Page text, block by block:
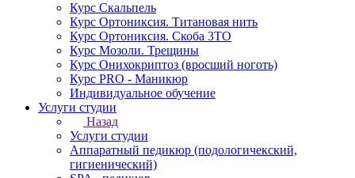
Курс Скальпель
Курс Ортониксия. Титановая нить
Курс Ортониксия. Скоба 3ТО
Курс Мозоли. Трещины
Курс Онихокриптоз (вросший ноготь)
Курс PRO - Маникюр
Индивидуальное обучение
Услуги студии
Назад
Услуги студии
Аппаратный педикюр (подологичекский,
гигиенический)